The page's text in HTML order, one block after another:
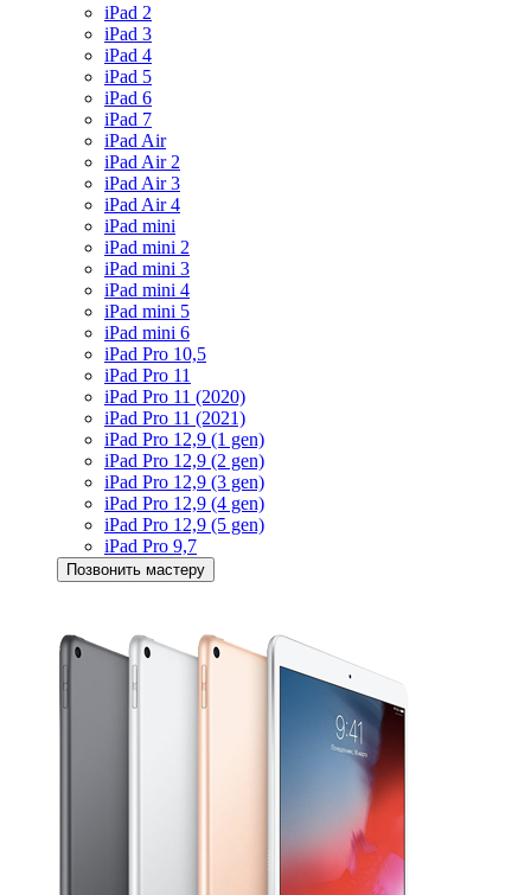
iPad 2
iPad 3
iPad 4
iPad 5
iPad 6
iPad 7
iPad Air
iPad Air 2
iPad Air 3
iPad Air 4
iPad mini
iPad mini 2
iPad mini 3
iPad mini 4
iPad mini 5
iPad mini 6
iPad Pro 10,5
iPad Pro 11
iPad Pro 11 (2020)
iPad Pro 11 (2021)
iPad Pro 12,9 (1 gen)
iPad Pro 12,9 (2 gen)
iPad Pro 12,9 (3 gen)
iPad Pro 12,9 (4 gen)
iPad Pro 12,9 (5 gen)
iPad Pro 9,7
Позвонить мастеру